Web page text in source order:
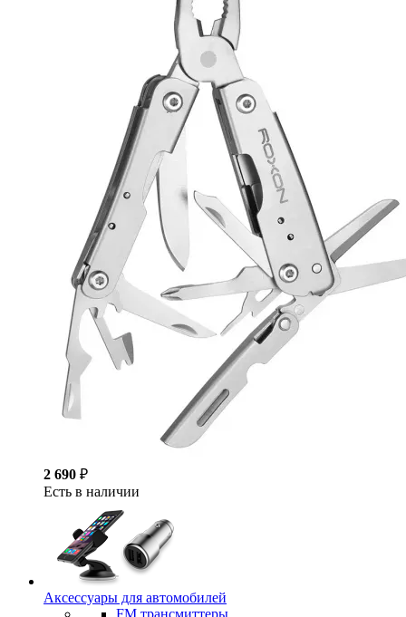
2 690 ₽
Есть в наличии
Аксессуары для автомобилей